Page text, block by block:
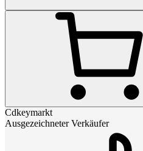
Cdkeymarkt
Ausgezeichneter Verkäufer